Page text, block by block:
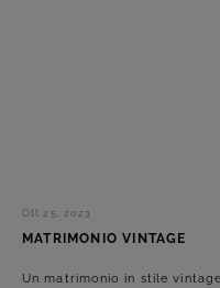
Ott 25, 2023
MATRIMONIO VINTAGE
Un matrimonio in stile vintage